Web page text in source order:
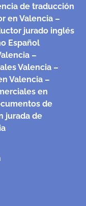
de traducción
en Valencia –
jurado inglés
Español
–
Valencia –
Valencia –
en
de
jurada de